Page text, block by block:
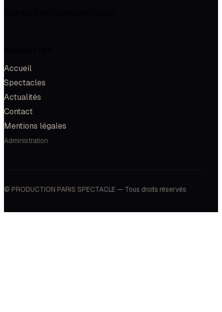
Accueil
Spectacles
Actualités
Contact
Mentions légales
Administration
© PRODUCTION PARIS SPECTACLE — Tous droits réservés